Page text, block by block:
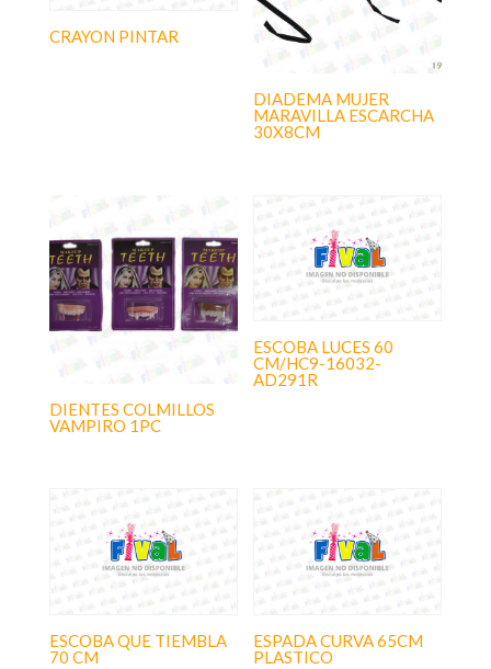
CRAYON PINTAR
DIADEMA MUJER
MARAVILLA ESCARCHA
30X8CM
DIENTES COLMILLOS
VAMPIRO 1PC
ESCOBA LUCES 60
CM/HC9-16032-
AD291R
ESCOBA QUE TIEMBLA
70 CM
ESPADA CURVA 65CM
PLASTICO